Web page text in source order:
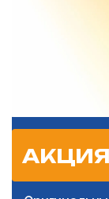
АКЦИЯ